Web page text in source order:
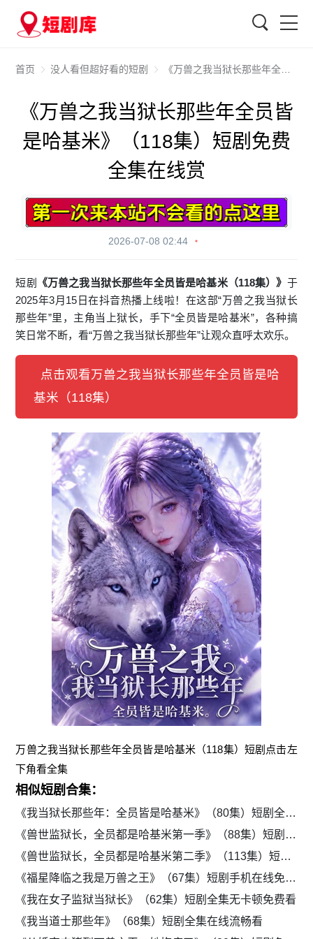
首页 没人看但超好看的短剧 《万兽之我当狱长那些年全员皆是哈基米》（118集）短剧免费全集在线赏
《万兽之我当狱长那些年全员皆
是哈基米》（118集）短剧免费
全集在线赏
2026-07-08 02:44
短剧 《万兽之我当狱长那些年全员皆是哈基米（118集）》 于
2025年3月15日在抖音热播上线啦！在这部“万兽之我当狱长
那些年”里，主角当上狱长，手下“全员皆是哈基米”，各种搞
笑日常不断，看“万兽之我当狱长那些年”让观众直呼太欢乐。
点击观看万兽之我当狱长那些年全员皆是哈
基米（118集）
万兽之我当狱长那些年全员皆是哈基米（118集）短剧点击左
下角看全集
相似短剧合集：
《我当狱长那些年：全员皆是哈基米》（80集）短剧全集免费高清看
《兽世监狱长，全员都是哈基米第一季》（88集）短剧免费畅享全集
《兽世监狱长，全员都是哈基米第二季》（113集）短剧高清全集免费观
《福星降临之我是万兽之王》（67集）短剧手机在线免费看
《我在女子监狱当狱长》（62集）短剧全集无卡顿免费看
《我当道士那些年》（68集）短剧全集在线流畅看